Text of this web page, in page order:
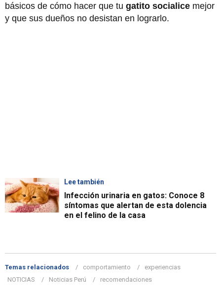
básicos de cómo hacer que tu gatito socialice mejor
y que sus dueños no desistan en lograrlo.
Lee también
Infección urinaria en gatos: Conoce 8
síntomas que alertan de esta dolencia
en el felino de la casa
Temas relacionados comportamiento
experiencias
NOTICIAS
Noticias Perú recomendaciones